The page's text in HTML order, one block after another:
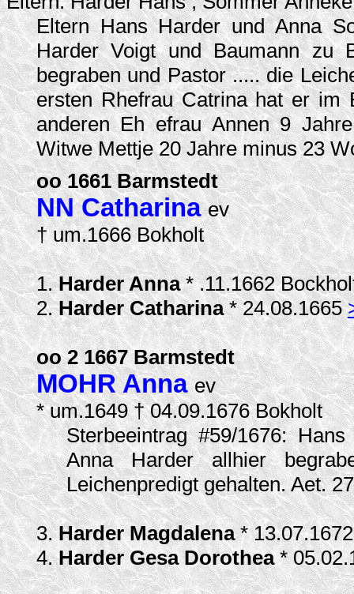
Eltern Hans Harder und Anna
Harder Voigt und Baumann zu
begraben und Pastor ..... die
ersten Rhefrau Catrina hat er im
anderen Eh efrau Annen 9
Witwe Mettje 20 Jahre minus 23
oo 1661 Barmstedt
NN Catharinaev
† um.1666 Bokholt
1.Harder Anna* .11.1662
2.Harder Catharina* 24.08.1665
oo 2 1667 Barmstedt
MOHR Annaev
* um.1649 † 04.09.1676 Bokholt
Sterbeeintrag #59/1676:
Anna Harder allhier
Leichenpredigt gehalten. Aet.
3.Harder Magdalena*
4.Harder Gesa Dorothea*